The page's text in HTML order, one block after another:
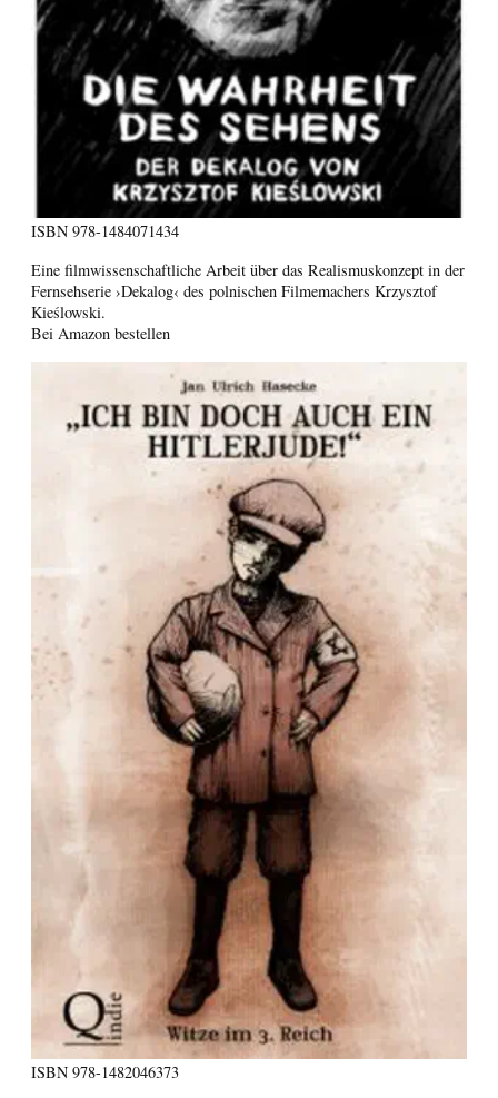
ISBN 978-1484071434
Eine filmwissenschaftliche Arbeit über das Realismuskonzept in der
Fernsehserie ›Dekalog‹ des polnischen Filmemachers Krzysztof
Kieślowski.
Bei Amazon bestellen
ISBN 978-1482046373